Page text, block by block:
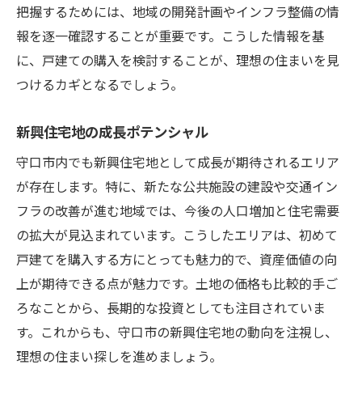
把握するためには、地域の開発計画やインフラ整備の情
報を逐一確認することが重要です。こうした情報を基
に、戸建ての購入を検討することが、理想の住まいを見
つけるカギとなるでしょう。
新興住宅地の成長ポテンシャル
守口市内でも新興住宅地として成長が期待されるエリア
が存在します。特に、新たな公共施設の建設や交通イン
フラの改善が進む地域では、今後の人口増加と住宅需要
の拡大が見込まれています。こうしたエリアは、初めて
戸建てを購入する方にとっても魅力的で、資産価値の向
上が期待できる点が魅力です。土地の価格も比較的手ご
ろなことから、長期的な投資としても注目されていま
す。これからも、守口市の新興住宅地の動向を注視し、
理想の住まい探しを進めましょう。